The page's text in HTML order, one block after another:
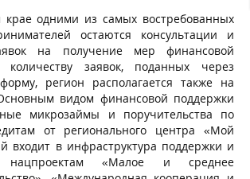
крае одними из самых востребованных
остаются консультации и
на получение мер финансовой
заявок, поданных через
регион располагается также на
видом финансовой поддержки
микрозаймы и поручительства по
от регионального центра «Мой
входит в инфраструктура поддержки и
нацпроектам «Малое и среднее